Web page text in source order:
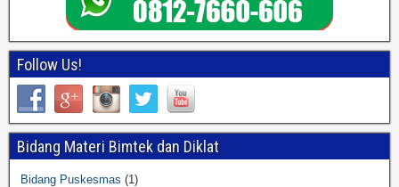
Follow Us!
Bidang Materi Bimtek dan Diklat
Bidang Puskesmas (1)